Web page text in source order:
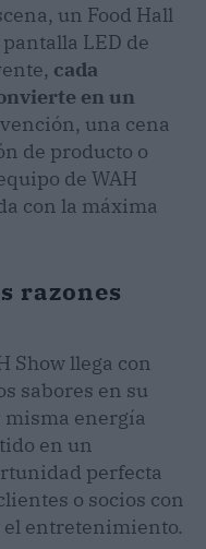
un Food Hall
LED de
cada
en un
una cena
de producto o
de WAH
con la máxima
razones
Show llega con
sabores en su
misma energía
en un
perfecta
o socios con
el entretenimiento.